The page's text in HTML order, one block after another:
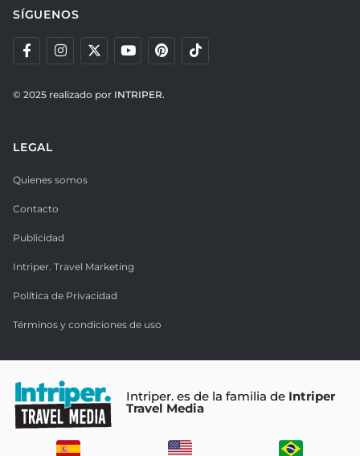
SÍGUENOS
© 2025 realizado por INTRIPER.
LEGAL
Quienes somos
Contacto
Publicidad
Intriper. Travel Marketing
Política de Privacidad
Términos y condiciones de uso
Intriper. es de la familia de Intriper
Travel Media